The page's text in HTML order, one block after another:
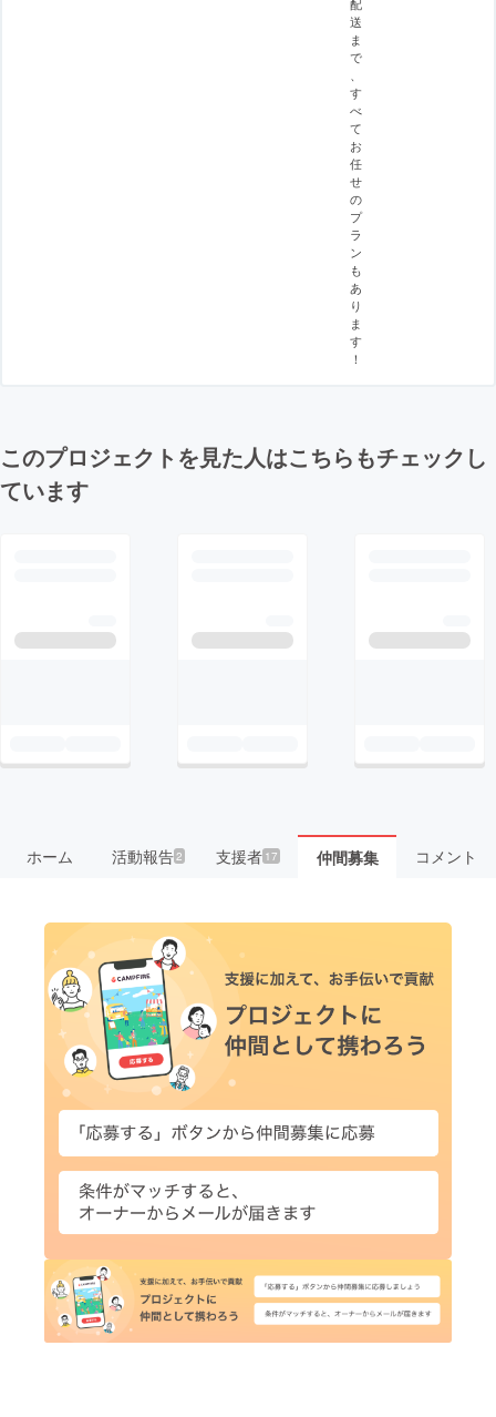
配
送
ま
で
、
す
べ
て
お
任
せ
の
プ
ラ
ン
も
あ
り
ま
す
！
このプロジェクトを見た人はこちらもチェックし
ています
ホーム 活動報告2 支援者 17 仲間募集 コメント